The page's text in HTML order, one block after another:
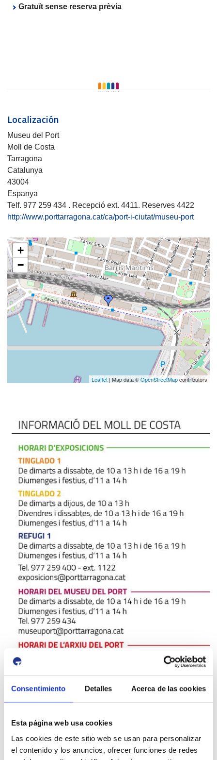
Consentimiento Detalles Acerca de las cookies
Esta página web usa cookies
Las cookies de este sitio web se usan para personalizar
el contenido y los anuncios, ofrecer funciones de redes
Gratuït sense reserva prèvia
Localización
Museu del Port
Moll de Costa
Tarragona
Catalunya
43004
Espanya
Telf. 977 259 434 . Recepció ext. 4411. Reserves 4422
http://www.porttarragona.cat/ca/port-i-ciutat/museu-port
+
−
Leaflet | Map data ©OpenStreetMapcontributors